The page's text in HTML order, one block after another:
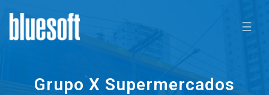
☰
Grupo X Supermercados